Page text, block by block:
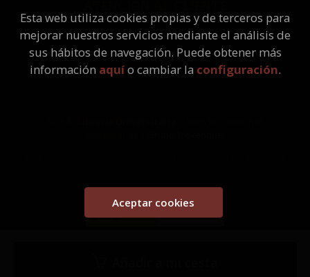
Quiénes somos
Pedidos especiales
Esta web utiliza cookies propias y de terceros para
mejorar nuestros servicios mediante el análisis de
sus hábitos de navegación. Puede obtener más
información aquío cambiar la configuración.
Aceptar cookies